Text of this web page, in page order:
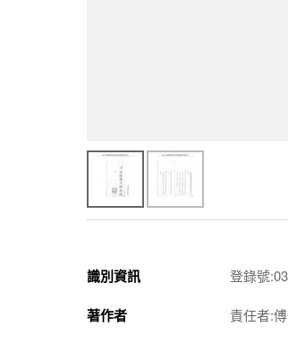
識別資訊 登錄號
著作者 責任者: